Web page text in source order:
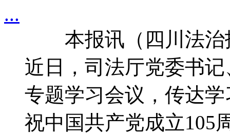
...
本报讯（四川法治
近日，司法厅党委书
专题学习会议，传达
祝中国共产党成立105